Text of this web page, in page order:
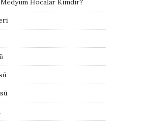
Hocalar Kimdir?